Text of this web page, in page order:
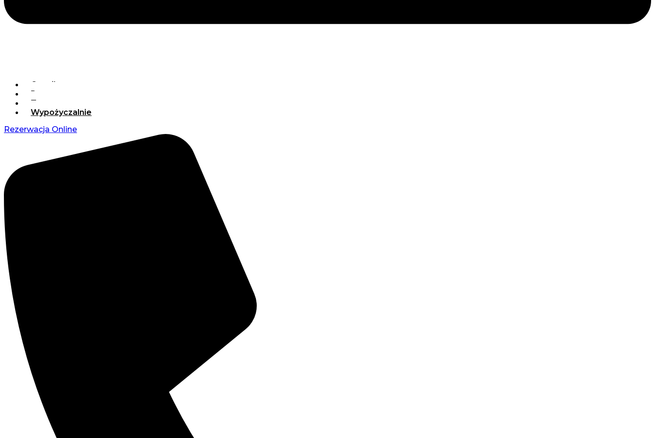
Cennik
Rowery
Trasy rowerowe
Wypożyczalnie
Rezerwacja Online